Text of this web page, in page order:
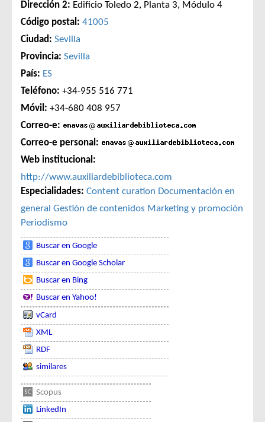
Dirección 2: Edificio Toledo 2, Planta 3, Módulo 4
Código postal: 41005
Ciudad: Sevilla
Provincia: Sevilla
País: ES
Teléfono: +34-955 516 771
Móvil: +34-680 408 957
Correo-e:
Correo-e personal:
Web institucional:
http://www.auxiliardebiblioteca.com
Especialidades: Content curation Documentación en
general Gestión de contenidos Marketing y promoción
Periodismo
Buscar en Google
Buscar en Google Scholar
Buscar en Bing
Buscar en Yahoo!
vCard
XML
RDF
similares
Scopus
LinkedIn